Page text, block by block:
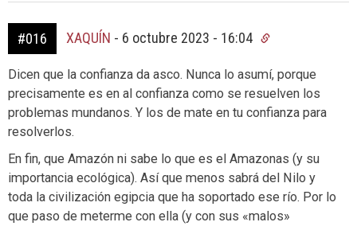
#016 XAQUÍN - 6 octubre 2023 - 16:04
Dicen que la confianza da asco. Nunca lo asumí, porque
precisamente es en al confianza como se resuelven los
problemas mundanos. Y los de mate en tu confianza para
resolverlos.
En fin, que Amazón ni sabe lo que es el Amazonas (y su
importancia ecológica). Así que menos sabrá del Nilo y
toda la civilización egipcia que ha soportado ese río. Por lo
que paso de meterme con ella (y con sus «malos»